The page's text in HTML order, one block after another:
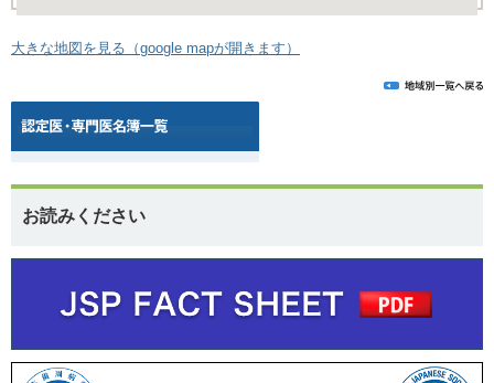
大きな地図を見る（google mapが開きます）
お読みください